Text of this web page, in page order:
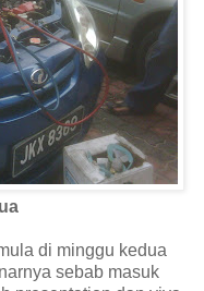
di minggu kedua
sebab masuk